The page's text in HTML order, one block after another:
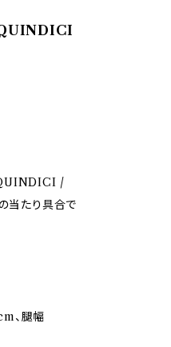
QUINDICI
/
当たり具合で
、腿幅